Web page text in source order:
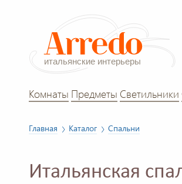
Комнаты Предметы Светильники
Главная Каталог Спальни
Итальянская